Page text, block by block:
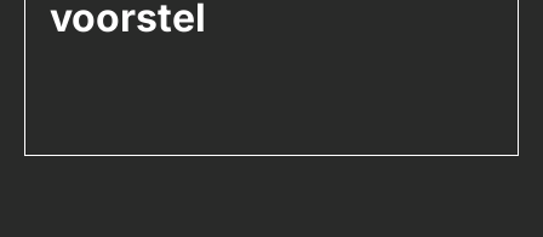
voorstel